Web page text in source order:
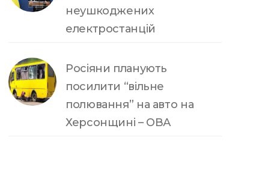
неушкоджених
електростанцій
Росіяни планують
посилити “вільне
полювання” на авто на
Херсонщині – ОВА